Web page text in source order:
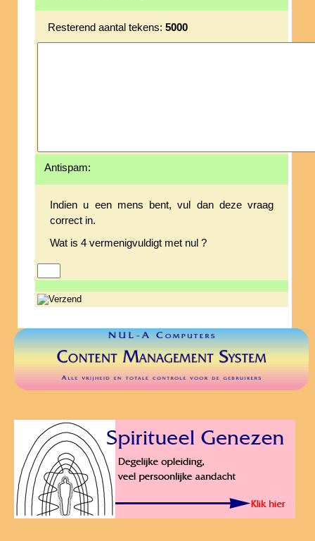
Resterend aantal tekens: 5000
Antispam:
Indien u een mens bent, vul dan deze vraag
correct in.
Wat is 4 vermenigvuldigt met nul ?